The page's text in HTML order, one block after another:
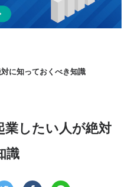
に知っておくべき知識
業したい人が絶対
識